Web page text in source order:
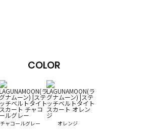
COLOR
チャコールグレー オレンジ